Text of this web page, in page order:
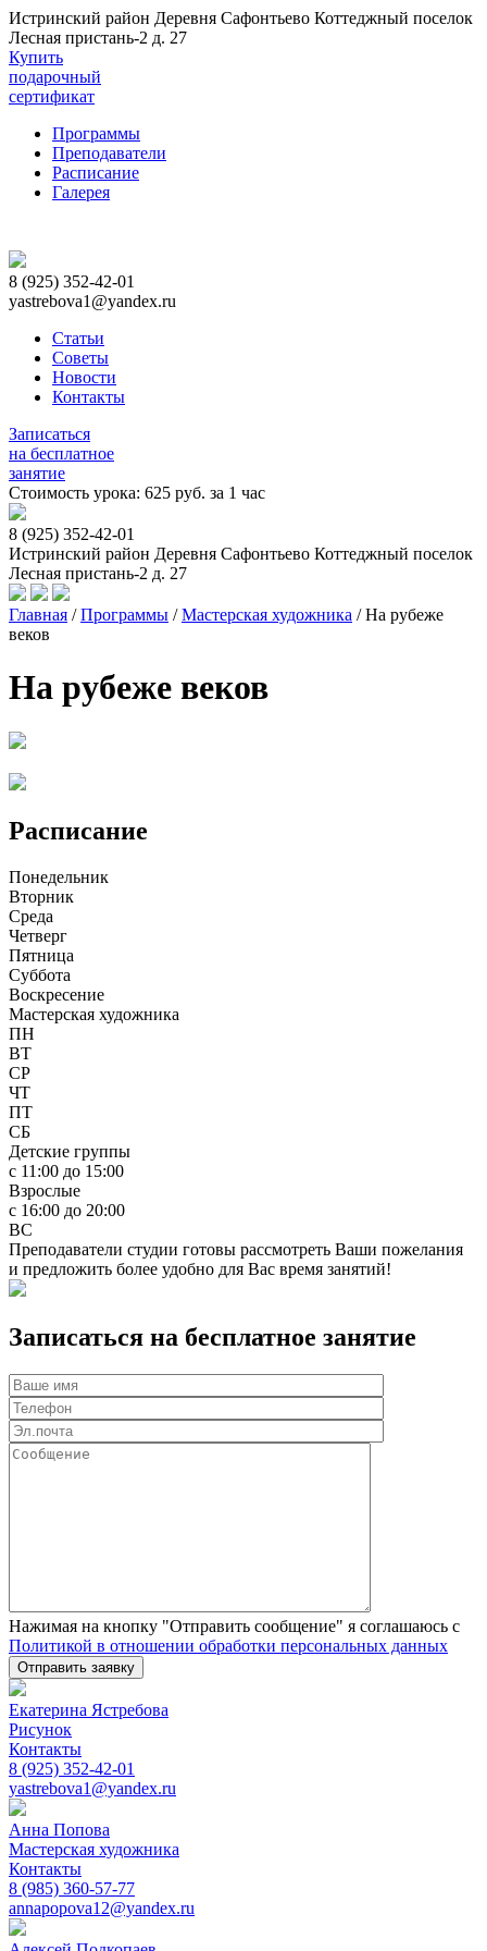
Истринский район Деревня Сафонтьево Коттеджный поселок
Лесная пристань-2 д. 27
Купить
подарочный
сертификат
Программы
Преподаватели
Расписание
Галерея
8 (925) 352-42-01
yastrebova1@yandex.ru
Статьи
Советы
Новости
Контакты
Записаться
на бесплатное
занятие
Стоимость урока: 625 руб. за 1 час
8 (925) 352-42-01
Истринский район Деревня Сафонтьево Коттеджный поселок
Лесная пристань-2 д. 27
Главная /Программы /Мастерская художника /На рубеже
веков
На рубеже веков
Расписание
Понедельник
Вторник
Среда
Четверг
Пятница
Суббота
Воскресение
Мастерская художника
ПН
ВТ
СР
ЧТ
ПТ
СБ
Детские группы
с 11:00 до 15:00
Взрослые
с 16:00 до 20:00
ВС
Преподаватели студии готовы рассмотреть Ваши пожелания
и предложить более удобно для Вас время занятий!
Записаться на бесплатное занятие
Нажимая на кнопку "Отправить сообщение" я соглашаюсь с
Политикой в отношении обработки персональных данных
Please leave this field empty.
Екатерина Ястребова
Рисунок
Контакты
8 (925) 352-42-01
yastrebova1@yandex.ru
Анна Попова
Мастерская художника
Контакты
8 (985) 360-57-77
annapopova12@yandex.ru